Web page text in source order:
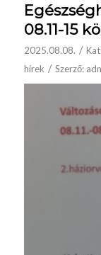
08.11-15
2025.08.08. /
hírek / Szerző: